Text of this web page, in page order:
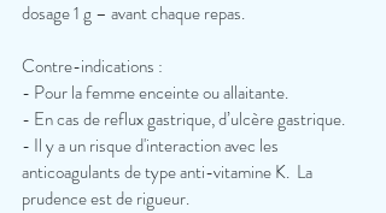
dosage 1 g – avant chaque repas.
Contre-indications :
- Pour la femme enceinte ou allaitante.
- En cas de reflux gastrique, d’ulcère gastrique.
- Il y a un risque d'interaction avec les
anticoagulants de type anti-vitamine K.  La
prudence est de rigueur.